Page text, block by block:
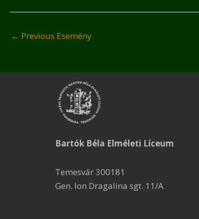
← Previous Esemény
Bartók Béla Elméleti Líceum
Temesvár 300181
Gen. Ion Dragalina sgt. 11/A